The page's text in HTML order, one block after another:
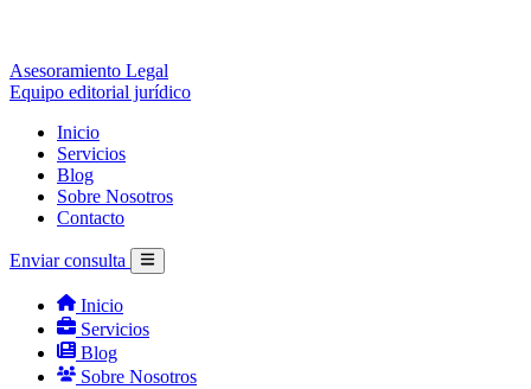
Asesoramiento Legal
Equipo editorial jurídico
Inicio
Servicios
Blog
Sobre Nosotros
Contacto
Enviar consulta
Inicio
Servicios
Blog
Sobre Nosotros